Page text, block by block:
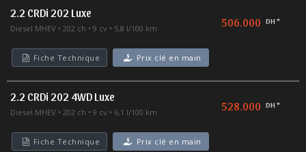
2.2 CRDi 202 Luxe
Diesel MHEV 202 ch 9 cv 5,8 l/100 km 506.000 DH *
Fiche Technique Prix clé en main
2.2 CRDi 202 4WD Luxe
Diesel MHEV 202 ch 9 cv 6,1 l/100 km 528.000 DH *
Fiche Technique Prix clé en main